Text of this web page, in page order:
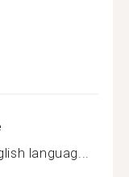
languag...